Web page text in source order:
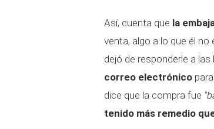
Así, cuenta que la
venta, algo a lo que él
dejó de responderle a
correo electrónico
dice que la compra fue
tenido más remedio